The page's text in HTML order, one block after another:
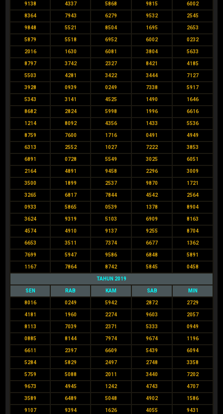
9138 4337 5868 9815 6002
8364 7943 6279 9532 2545
9848 5521 8504 1695 2653
5879 5518 6952 6002 0232
2016 1630 6081 3804 5633
8797 3742 2327 8421 4185
5503 4281 3422 3444 7127
3928 0939 0249 7338 5917
5343 3141 4525 1490 1646
8682 2824 5998 1996 6616
1214 8092 4356 1433 5536
8759 7600 1716 0491 4949
6313 2552 1027 7222 3853
6891 0728 5549 3025 6051
2164 4891 9458 2296 3009
3500 1899 2537 9870 1721
3265 6817 7844 4542 2564
0933 5865 0539 1378 8904
3624 9319 5103 6909 8163
4574 4910 9137 9255 8704
6653 3511 7374 6677 1362
7699 5947 9586 6848 5891
1167 7864 8742 5845 0458
TAHUN 2019
SEN RAB KAM SAB MIN
8016 0249 5942 2872 2729
4181 1960 2274 9603 2057
8113 7039 2371 5333 0949
0885 8144 7974 9674 1196
6611 2397 6609 5439 6094
5284 5829 2497 2748 3358
5759 5088 2011 3440 7202
9673 4945 1242 4743 4707
3589 6489 5048 4902 1586
9107 9394 1626 4055 9431